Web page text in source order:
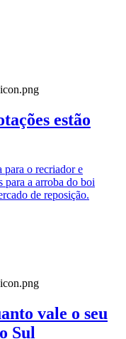
estão
para o recriador e
para a arroba do boi
de reposição.
vale o seu
Sul